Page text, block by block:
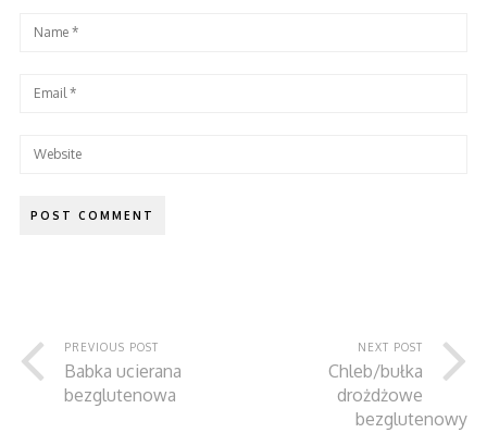
PREVIOUS POST
Babka ucierana
bezglutenowa
NEXT POST
Chleb/bułka
drożdżowe
bezglutenowy